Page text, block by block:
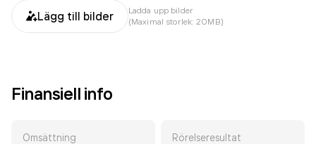
Lägg till bilder
Ladda upp bilder
(Maximal storlek: 20MB)
Finansiell info
Omsättning Rörelseresultat